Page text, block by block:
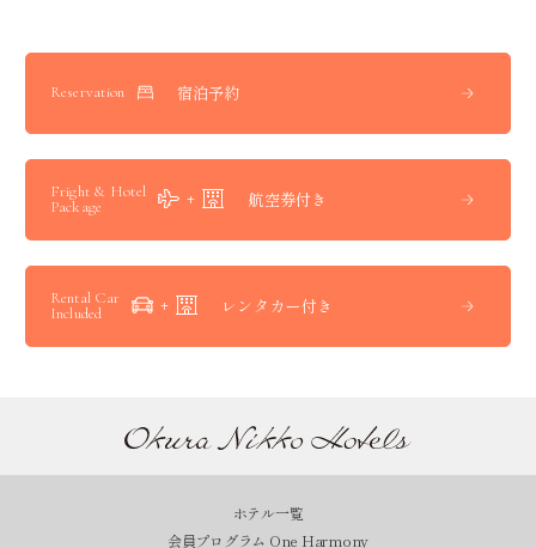
Reservation 宿泊予約
Fright & Hotel
Package
航空券付き
Rental Car
Included
レンタカー付き
ホテル一覧
会員プログラム One Harmony